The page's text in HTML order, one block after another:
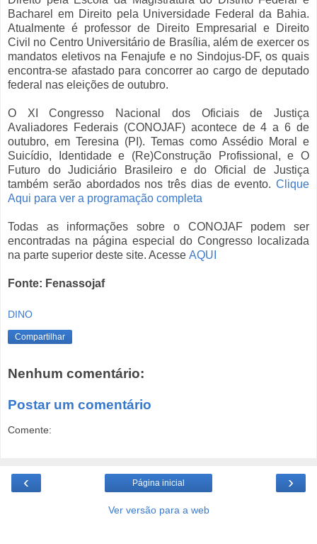
Bacharel em Direito pela Universidade Federal da Bahia.
Atualmente é professor de Direito Empresarial e Direito
Civil no Centro Universitário de Brasília, além de exercer os
mandatos eletivos na Fenajufe e no Sindojus-DF, os quais
encontra-se afastado para concorrer ao cargo de deputado
federal nas eleições de outubro.
O XI Congresso Nacional dos Oficiais de Justiça
Avaliadores Federais (CONOJAF) acontece de 4 a 6 de
outubro, em Teresina (PI). Temas como Assédio Moral e
Suicídio, Identidade e (Re)Construção Profissional, e O
Futuro do Judiciário Brasileiro e do Oficial de Justiça
também serão abordados nos três dias de evento. Clique
Aqui para ver a programação completa
Todas as informações sobre o CONOJAF podem ser
encontradas na página especial do Congresso localizada
na parte superior deste site. Acesse AQUI
Fonte: Fenassojaf
DINO
Compartilhar
Nenhum comentário:
Postar um comentário
Comente:
‹ ›
Página inicial
Ver versão para a web